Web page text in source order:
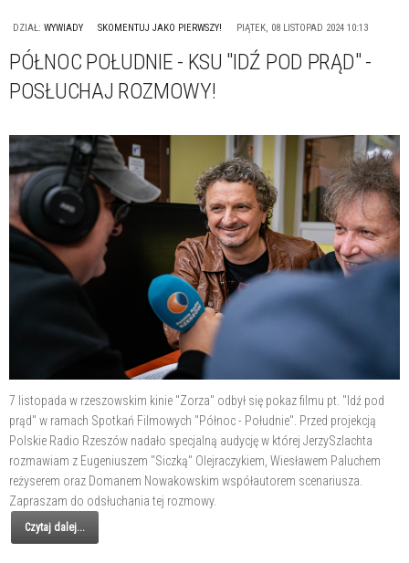
DZIAŁ: WYWIADY SKOMENTUJ JAKO PIERWSZY! PIĄTEK, 08 LISTOPAD 2024 10:13
PÓŁNOC POŁUDNIE - KSU "IDŹ POD PRĄD" -
POSŁUCHAJ ROZMOWY!
7 listopada w rzeszowskim kinie "Zorza" odbył się pokaz filmu pt. "Idź pod
prąd" w ramach Spotkań Filmowych "Północ - Południe". Przed projekcją
Polskie Radio Rzeszów nadało specjalną audycję w której JerzySzlachta
rozmawiam z Eugeniuszem "Siczką" Olejraczykiem, Wiesławem Paluchem
reżyserem oraz Domanem Nowakowskim współautorem scenariusza.
Zapraszam do odsłuchania tej rozmowy.
Czytaj dalej...